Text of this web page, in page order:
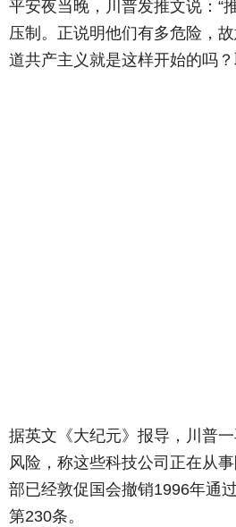
平安夜当晚，川普发推文说：“
压制。正说明他们有多危险，
道共产主义就是这样开始的吗
据英文《大纪元》报导，川普
风险，称这些科技公司正在从
部已经敦促国会撤销1996年通
第230条。